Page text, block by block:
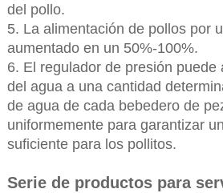
del pollo.
5. La alimentación de pollos por
aumentado en un 50%-100%.
6. El regulador de presión puede
del agua a una cantidad
de agua de cada bebedero de
uniformemente para garantizar
suficiente para los pollitos.
Serie de productos para